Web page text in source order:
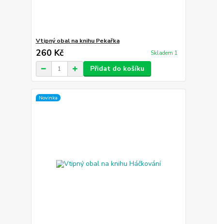
Vtipný obal na knihu Pekařka
260 Kč Skladem 1
Přidat do košíku
Novinka